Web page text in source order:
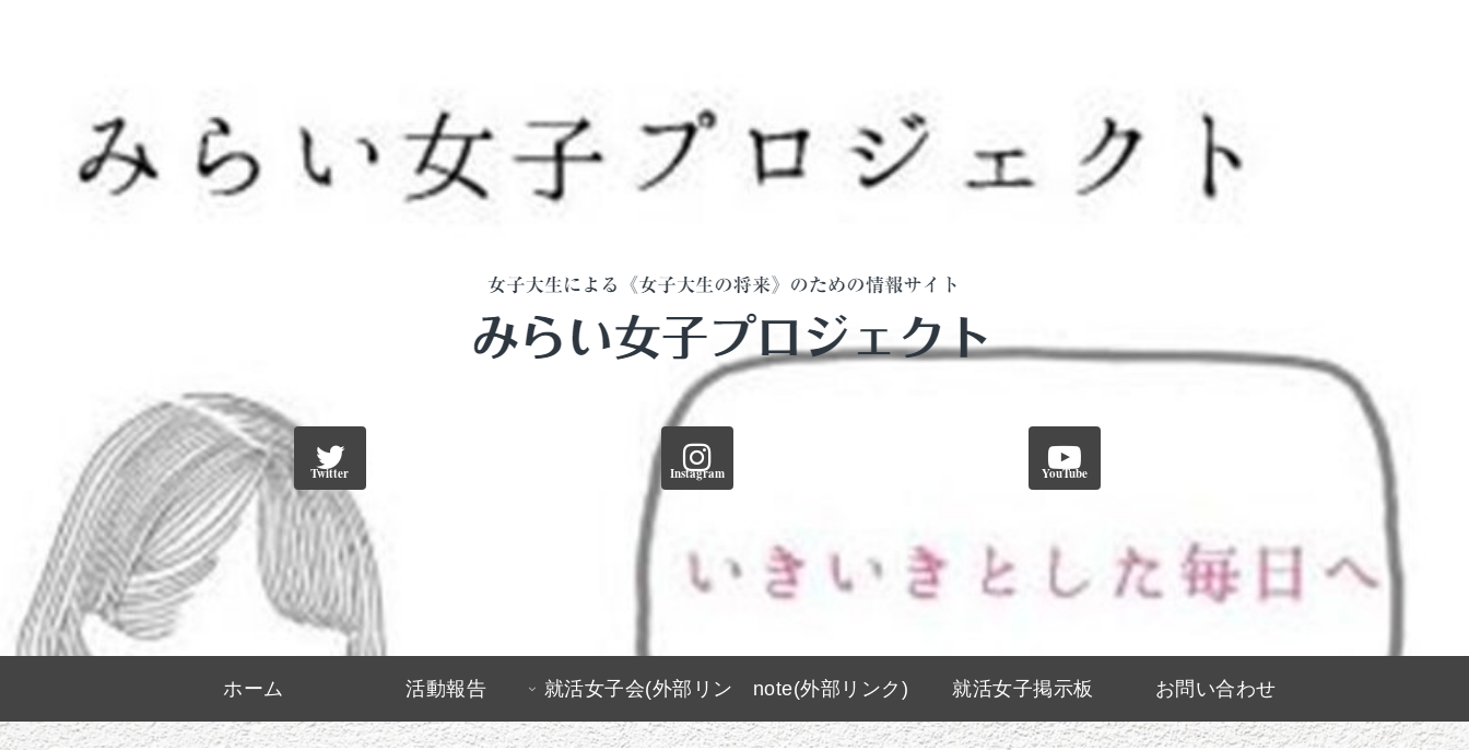
Twitter Instagram YouTube
ホーム 活動報告 就活女子会(外部リン note(外部リンク) 就活女子掲示板 お問い合わせ